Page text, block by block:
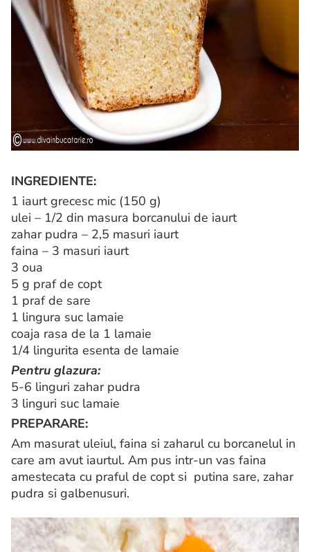
INGREDIENTE:
1 iaurt grecesc mic (150 g)
ulei – 1/2 din masura borcanului de iaurt
zahar pudra – 2,5 masuri iaurt
faina – 3 masuri iaurt
3 oua
5 g praf de copt
1 praf de sare
1 lingura suc lamaie
coaja rasa de la 1 lamaie
1/4 lingurita esenta de lamaie
Pentru glazura:
5-6 linguri zahar pudra
3 linguri suc lamaie
PREPARARE:
Am masurat uleiul, faina si zaharul cu borcanelul in
care am avut iaurtul. Am pus intr-un vas faina
amestecata cu praful de copt si putina sare, zahar
pudra si galbenusuri.